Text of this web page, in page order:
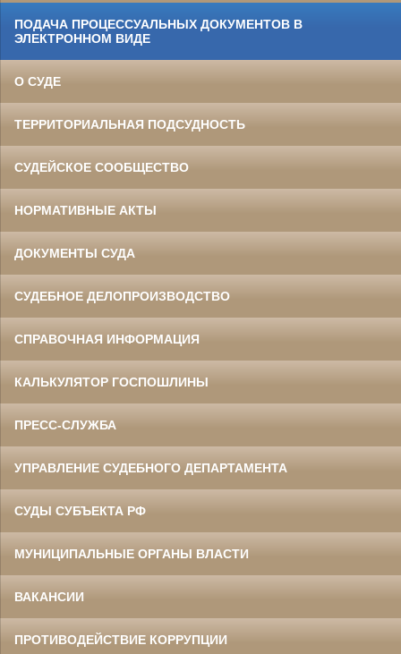
ПОДАЧА ПРОЦЕССУАЛЬНЫХ ДОКУМЕНТОВ В
ЭЛЕКТРОННОМ ВИДЕ
О СУДЕ
ТЕРРИТОРИАЛЬНАЯ ПОДСУДНОСТЬ
СУДЕЙСКОЕ СООБЩЕСТВО
НОРМАТИВНЫЕ АКТЫ
ДОКУМЕНТЫ СУДА
СУДЕБНОЕ ДЕЛОПРОИЗВОДСТВО
СПРАВОЧНАЯ ИНФОРМАЦИЯ
КАЛЬКУЛЯТОР ГОСПОШЛИНЫ
ПРЕСС-СЛУЖБА
УПРАВЛЕНИЕ СУДЕБНОГО ДЕПАРТАМЕНТА
СУДЫ СУБЪЕКТА РФ
МУНИЦИПАЛЬНЫЕ ОРГАНЫ ВЛАСТИ
ВАКАНСИИ
ПРОТИВОДЕЙСТВИЕ КОРРУПЦИИ